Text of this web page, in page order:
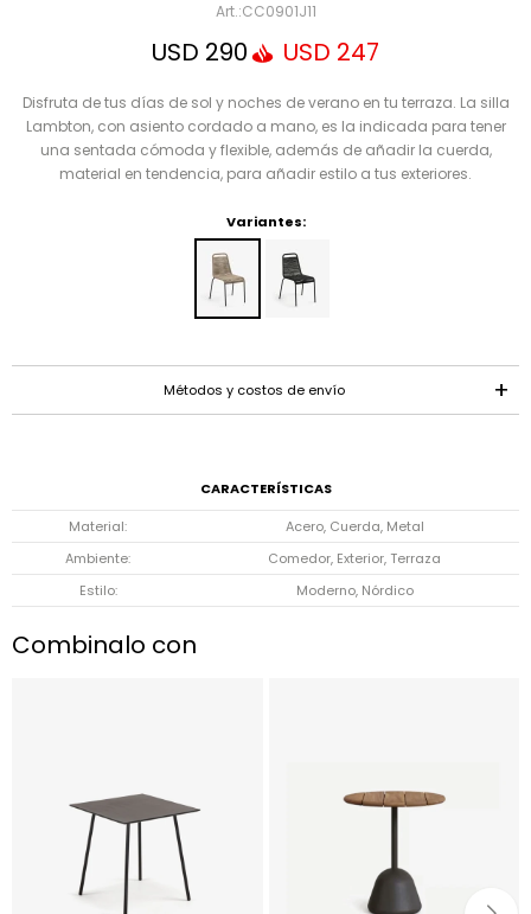
CC0901J11
USD 290 USD 247
Disfruta de tus días de sol y noches de verano en tu terraza. La silla
Lambton, con asiento cordado a mano, es la indicada para tener
una sentada cómoda y flexible, además de añadir la cuerda,
material en tendencia, para añadir estilo a tus exteriores.
Variantes:
Métodos y costos de envío
CARACTERÍSTICAS
Material
Acero, Cuerda, Metal
Ambiente
Comedor, Exterior, Terraza
Estilo
Moderno, Nórdico
Combinalo con